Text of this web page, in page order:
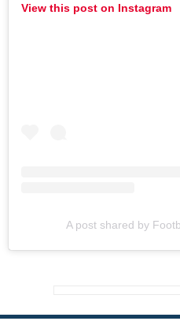
View this post on Instagram
A post shared by